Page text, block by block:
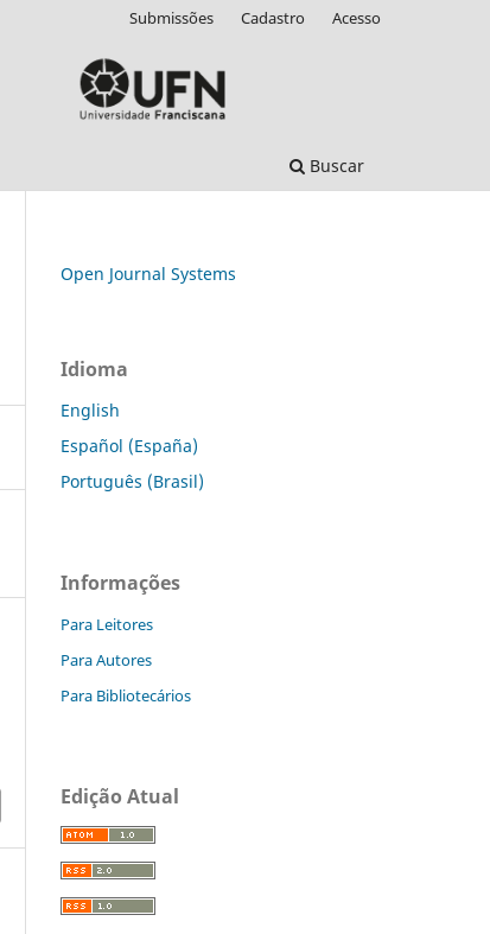
Buscar
Submissões Cadastro Acesso
Open Journal Systems
Idioma
English
Español (España)
Português (Brasil)
Informações
Para Leitores
Para Autores
Para Bibliotecários
Edição Atual